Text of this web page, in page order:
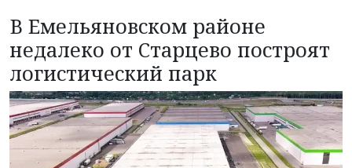
В Емельяновском районе
недалеко от Старцево построят
логистический парк